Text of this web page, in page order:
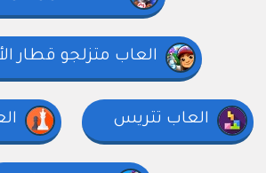
العاب متزلجو قطار
العاب تتريس